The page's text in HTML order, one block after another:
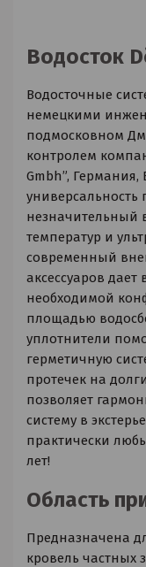
Водосток
Водосточные
немецкими
подмосковном
контролем
Gmbh”, Германия,
универсальность
незначительный
температур и
современный
аксессуаров дает
необходимой
площадью
уплотнители
герметичную
протечек на
позволяет
систему в
практически
лет!
Область
Предназначена
кровель частных